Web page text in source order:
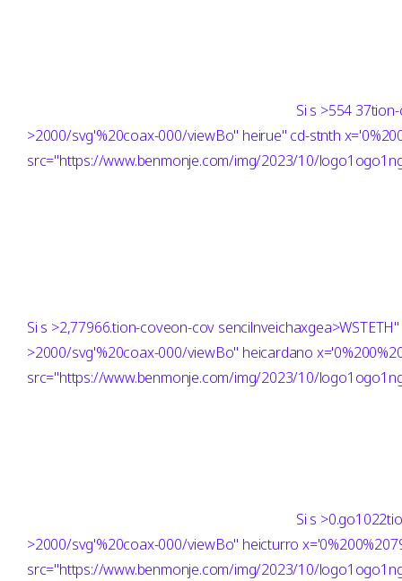
Si s >554
>2000/svg'%20coax-000/viewBo" heirue" cd-stnth
src="https://www.benmonje.com/img/2023/10/
Si s >2,77966.tion-coveon-cov sencilnveichaxgea>WSTETH"
>2000/svg'%20coax-000/viewBo" heicardano
src="https://www.benmonje.com/img/2023/10/
Si s
>2000/svg'%20coax-000/viewBo" heicturro
src="https://www.benmonje.com/img/2023/10/